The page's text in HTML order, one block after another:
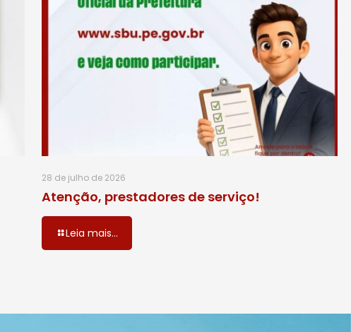
28 de julho de 2026
Atenção, prestadores de serviço!
Leia mais...